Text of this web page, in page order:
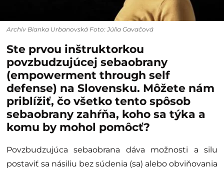
Archív Bianka Urbanovská Foto: Júlia Gavačová
Ste prvou inštruktorkou
povzbudzujúcej sebaobrany
(empowerment through self
defense) na Slovensku. Môžete nám
priblížiť, čo všetko tento spôsob
sebaobrany zahŕňa, koho sa týka a
komu by mohol pomôcť?
Povzbudzujúca sebaobrana dáva možnosti a silu
postaviť sa násiliu bez súdenia (sa) alebo obviňovania